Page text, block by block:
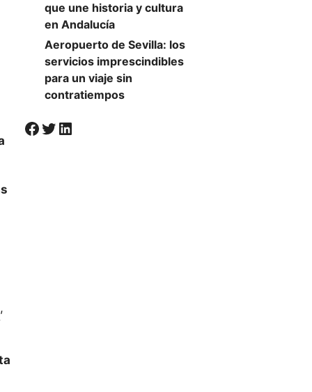
que une historia y cultura
en Andalucía
Aeropuerto de Sevilla: los
servicios imprescindibles
para un viaje sin
contratiempos
Visiter la page Facebook de Societal
Twitter
LinkedIn